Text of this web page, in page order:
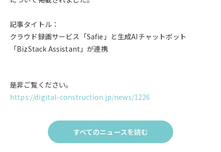
記事タイトル：
クラウド録画サービス「Safie」と生成AIチャットボット
「BizStack Assistant」が連携
是非ご覧ください。
https://digital-construction.jp/news/1226
すべてのニュースを読む
Click
to